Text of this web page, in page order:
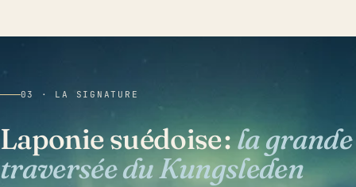
03 · LA SIGNATURE
Laponie suédoise :la grande
traversée du Kungsleden